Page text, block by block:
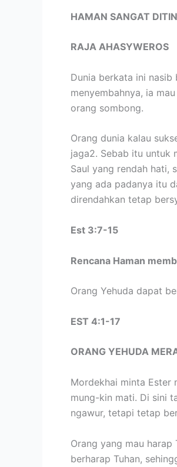
HAMAN SANGAT
RAJA AHASYWEROS
Dunia berkata ini
menyembahnya, ia
orang sombong.
Orang dunia kalau
jaga2. Sebab itu untuk
Saul yang rendah hati,
yang ada padanya itu
direndahkan tetap
Est 3:7-15
Rencana Haman
Orang Yehuda dapat
EST 4:1-17
ORANG YEHUDA
Mordekhai minta Ester
mung-kin mati. Di sini
ngawur, tetapi tetap
Orang yang mau
berharap Tuhan,